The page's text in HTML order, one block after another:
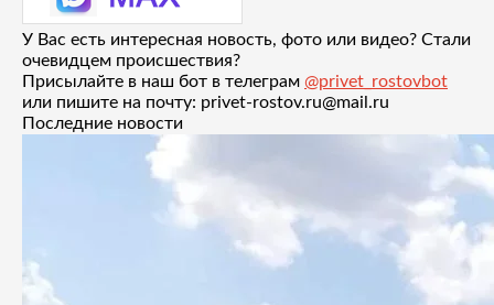
У Вас есть интересная новость, фото или видео? Стали
очевидцем происшествия?
Присылайте в наш бот в телеграм @privet_rostovbot
или пишите на почту: privet-rostov.ru@mail.ru
Последние новости